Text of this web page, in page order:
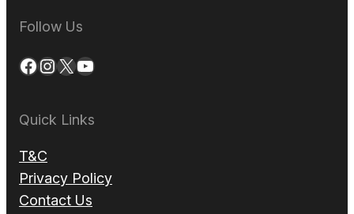
Follow Us
Facebook InstagramX YouTube
Quick Links
T&C
Privacy Policy
Contact Us